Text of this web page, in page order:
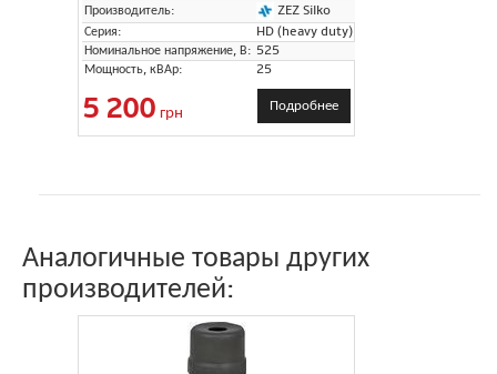
Производитель:
ZEZ Silko
Серия:
HD (heavy duty)
Номинальное напряжение, В: 525
Мощность, кВАр:
25
5 200 грн Подробнее
Аналогичные товары других
производителей: